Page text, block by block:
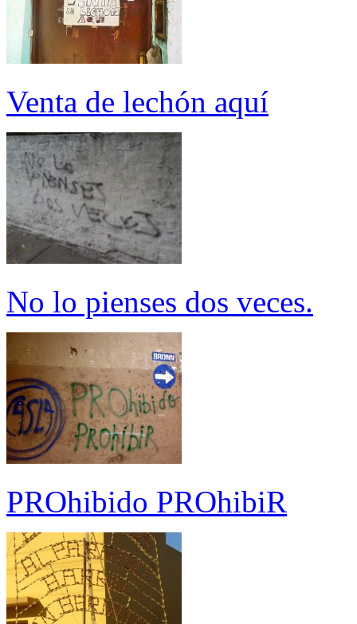
Venta de lechón aquí
No lo pienses dos veces.
PROhibido PROhibiR